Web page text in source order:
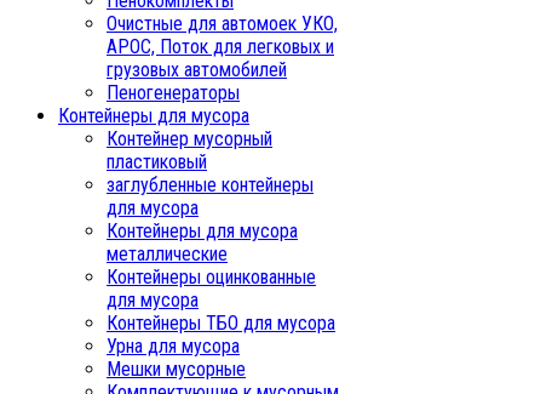
Очистные для автомоек УКО,
АРОС, Поток для легковых и
грузовых автомобилей
Пеногенераторы
Контейнеры для мусора
Контейнер мусорный
пластиковый
заглубленные контейнеры
для мусора
Контейнеры для мусора
металлические
Контейнеры оцинкованные
для мусора
Контейнеры ТБО для мусора
Урна для мусора
Мешки мусорные